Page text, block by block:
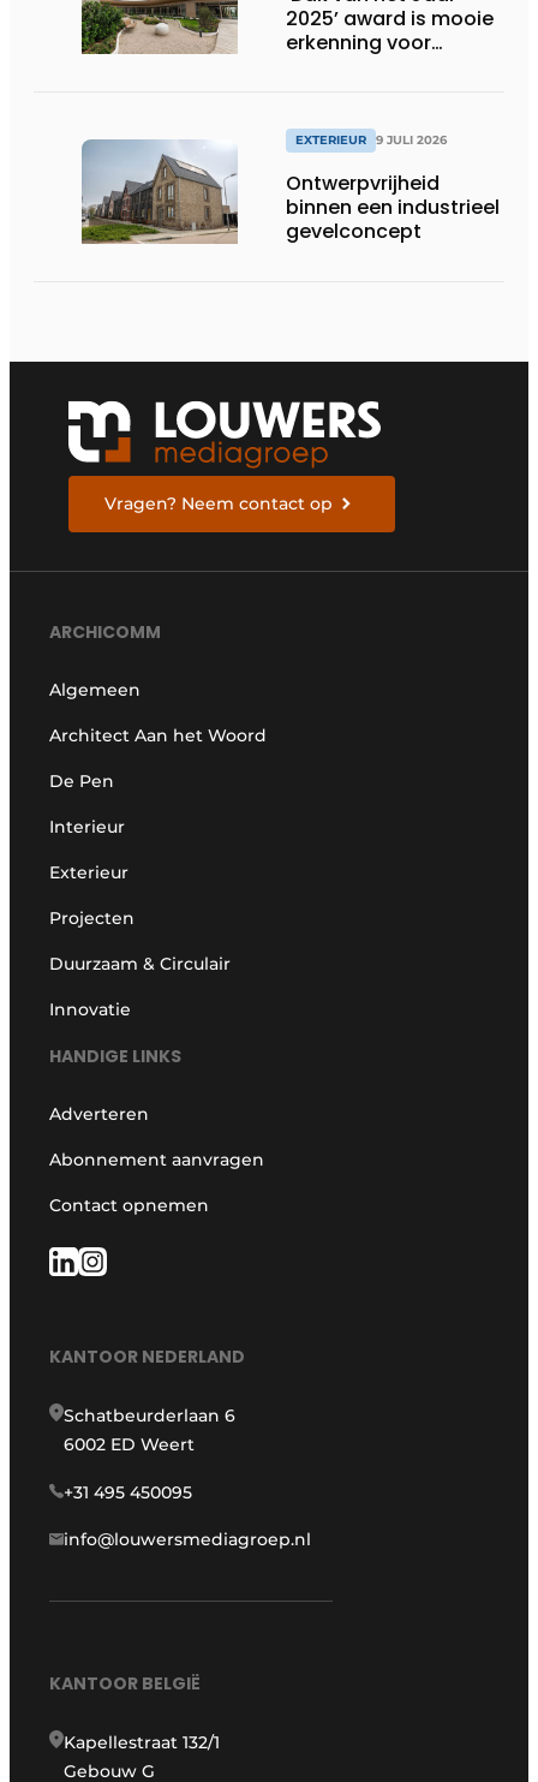
2025’ award is mooie
erkenning voor
EXTERIEUR 9 JULI 2026
Ontwerpvrijheid
binnen een industrieel
gevelconcept
Vragen? Neem contact op
ARCHICOMM
Algemeen
Architect Aan het Woord
De Pen
Interieur
Exterieur
Projecten
Duurzaam & Circulair
Innovatie
HANDIGE LINKS
Adverteren
Abonnement aanvragen
Contact opnemen
KANTOOR NEDERLAND
Schatbeurderlaan 6
6002 ED Weert
+31 495 450095
info@louwersmediagroep.nl
KANTOOR BELGIË
Kapellestraat 132/1
Gebouw G